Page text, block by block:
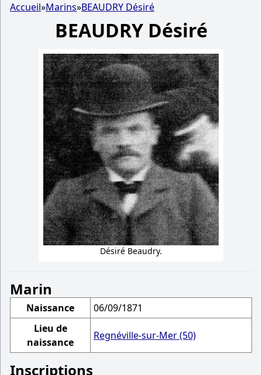
Accueil»Marins»BEAUDRY Désiré
BEAUDRY Désiré
Désiré Beaudry.
Marin
Naissance
06/09/1871
Lieu de
naissance
Regnéville-sur-Mer (50)
Inscriptions